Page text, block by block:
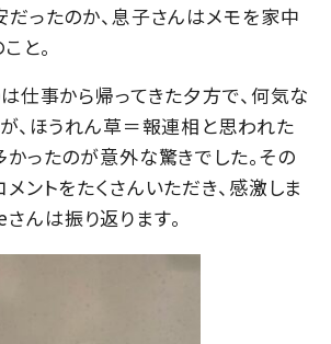
ったのか、息子さんはメモを家中
と。
仕事から帰ってきた夕方で、何気な
、ほうれん草＝報連相と思われた
ったのが意外な驚きでした。その
ントをたくさんいただき、感激しま
んは振り返ります。